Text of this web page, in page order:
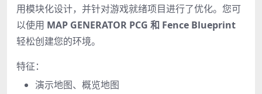
用模块化设计，并针对游戏就绪项目进行了优化。您可
以使用 MAP GENERATOR PCG 和 Fence Blueprint
轻松创建您的环境。
特征：
演示地图、概览地图